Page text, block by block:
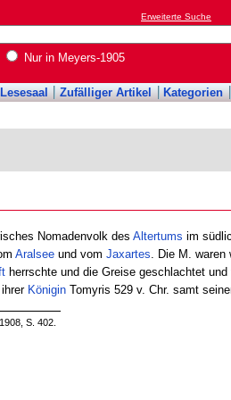
Erweiterte Suche
Nur in Meyers-1905
Lesesaal Zufälliger Artikel Kategorien
Nomadenvolk des Altertums im
Aralseeund vom Jaxartes . Die M.
herrschte und die Greise geschlachtet
KöniginTomyris 529 v. Chr. samt
S. 402.